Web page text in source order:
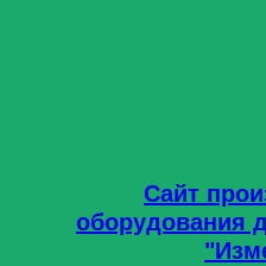
Сайт
оборудования